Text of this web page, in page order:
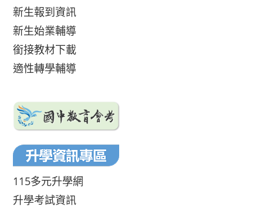
新生報到資訊
新生始業輔導
銜接教材下載
適性轉學輔導
115多元升學網
升學考試資訊